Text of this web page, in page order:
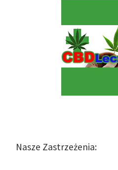
Nasze Zastrzeżenia: